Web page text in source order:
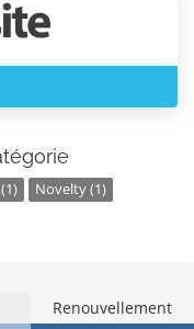
Novelty (1)
Renouvellement